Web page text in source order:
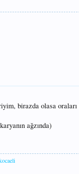
birazda olasa
ağzında)